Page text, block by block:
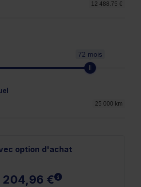
12 488.75 €
72 mois
25 000 km
option d'achat
204,96 € En savoir plus